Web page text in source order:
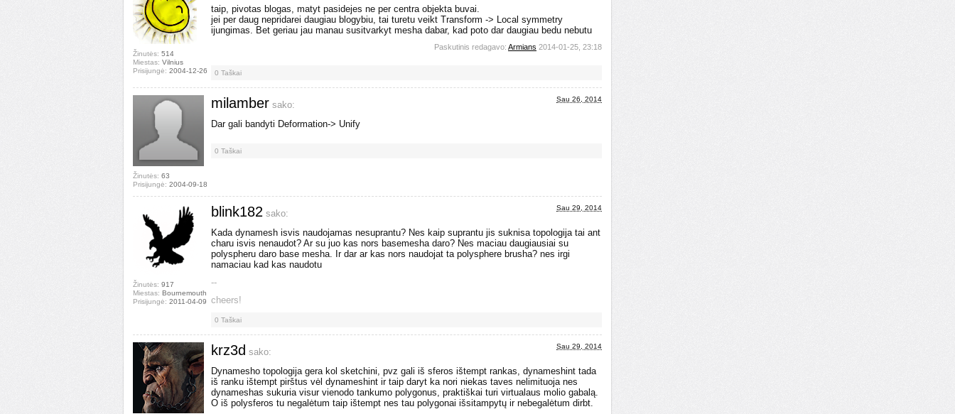
Žinutės: 514
Miestas: Vilnius
Prisijungė: 2004-12-26
taip, pivotas blogas, matyt pasidejes ne per centra objekta buvai.
jei per daug nepridarei daugiau blogybiu, tai turetu veikt Transform -> Local symmetry
ijungimas. Bet geriau jau manau susitvarkyt mesha dabar, kad poto dar daugiau bedu nebutu
Paskutinis redagavo: Armians 2014-01-25, 23:18
0 Taškai
Žinutės: 63
Prisijungė: 2004-09-18
Sau 26, 2014
milamber sako:
Dar gali bandyti Deformation-> Unify
0 Taškai
Žinutės: 917
Miestas: Bournemouth
Prisijungė: 2011-04-09
Sau 29, 2014
blink182 sako:
Kada dynamesh isvis naudojamas nesuprantu? Nes kaip suprantu jis suknisa topologija tai ant
charu isvis nenaudot? Ar su juo kas nors basemesha daro? Nes maciau daugiausiai su
polyspheru daro base mesha. Ir dar ar kas nors naudojat ta polysphere brusha? nes irgi
namaciau kad kas naudotu
--
cheers!
0 Taškai
Sau 29, 2014
krz3d sako:
Dynamesho topologija gera kol sketchini, pvz gali iš sferos ištempt rankas, dynameshint tada
iš ranku ištempt pirštus vėl dynameshint ir taip daryt ka nori niekas taves nelimituoja nes
dynameshas sukuria visur vienodo tankumo polygonus, praktiškai turi virtualaus molio gabalą.
O iš polysferos tu negalėtum taip ištempt nes tau polygonai išsitampytų ir nebegalėtum dirbt.